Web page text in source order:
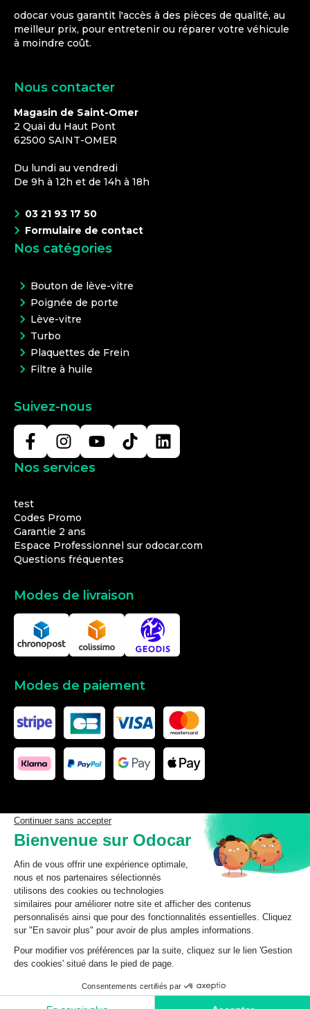
Ajouter au panier
odocar vous garantit l'accès à des pièces de qualité, au
meilleur prix, pour entretenir ou réparer votre véhicule
à moindre coût.
Nous contacter
Magasin de Saint-Omer
2 Quai du Haut Pont
62500 SAINT-OMER
Du lundi au vendredi
De 9h à 12h et de 14h à 18h
03 21 93 17 50
Formulaire de contact
Nos catégories
Bouton de lève-vitre
Poignée de porte
Lève-vitre
Turbo
Plaquettes de Frein
Filtre à huile
Suivez-nous
Nos services
test
Codes Promo
Garantie 2 ans
Espace Professionnel sur odocar.com
Questions fréquentes
Modes de livraison
Modes de paiement
Les données affichées ici, particulièrement la base de donnée
complète, ne doivent pas être copiées. Il est interdit d’exploiter les
données ou la base de données complète, de laisser un tiers les
exploiter, ni de les rendre accessible à un tiers, sans accord
préalable de TecDoc. Toute infraction constitue une violation des
droits d’auteur et fera l’objet de poursuites.
odocar2026©
CGV Particuliers
CGV Professionnels
Données personnelles